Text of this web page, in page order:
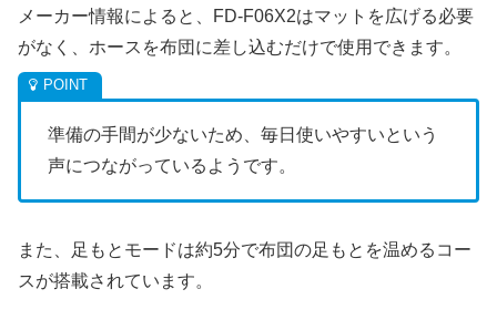
メーカー情報によると、FD-F06X2はマットを広げる必要
がなく、ホースを布団に差し込むだけで使用できます。
準備の手間が少ないため、毎日使いやすいという
声につながっているようです。
また、足もとモードは約5分で布団の足もとを温めるコー
スが搭載されています。